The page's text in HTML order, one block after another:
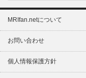
MRIfan.netについて
お問い合わせ
個人情報保護方針